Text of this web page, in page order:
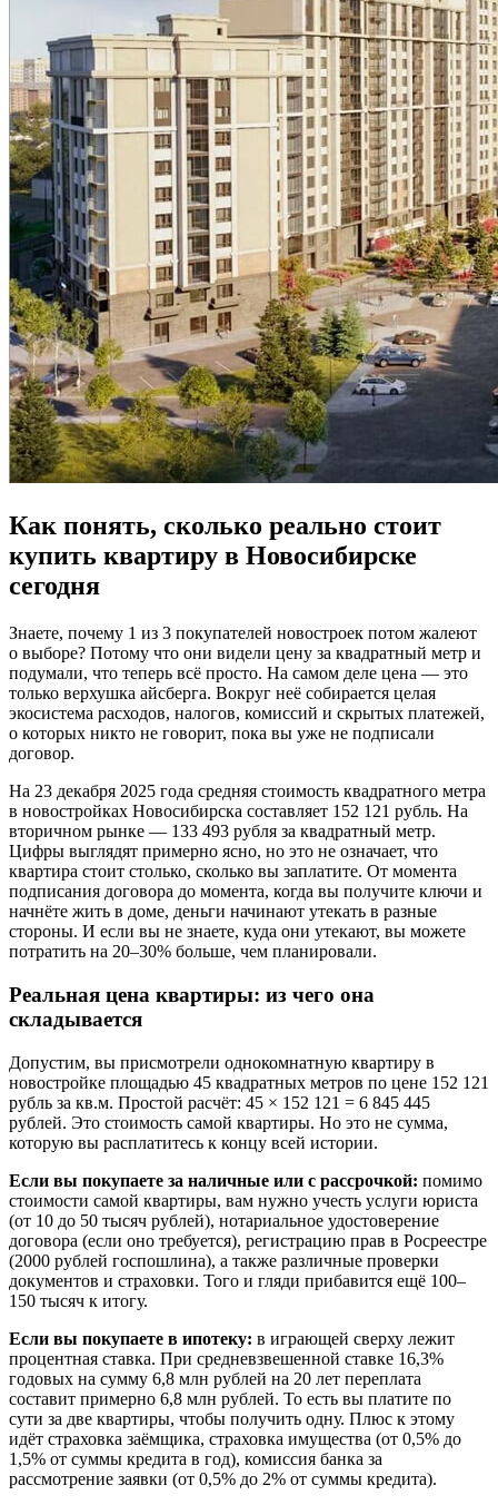
Как понять, сколько реально стоит
купить квартиру в Новосибирске
сегодня
Знаете, почему 1 из 3 покупателей новостроек потом жалеют
о выборе? Потому что они видели цену за квадратный метр и
подумали, что теперь всё просто. На самом деле цена — это
только верхушка айсберга. Вокруг неё собирается целая
экосистема расходов, налогов, комиссий и скрытых платежей,
о которых никто не говорит, пока вы уже не подписали
договор.
На 23 декабря 2025 года средняя стоимость квадратного метра
в новостройках Новосибирска составляет 152 121 рубль. На
вторичном рынке — 133 493 рубля за квадратный метр.
Цифры выглядят примерно ясно, но это не означает, что
квартира стоит столько, сколько вы заплатите. От момента
подписания договора до момента, когда вы получите ключи и
начнёте жить в доме, деньги начинают утекать в разные
стороны. И если вы не знаете, куда они утекают, вы можете
потратить на 20–30% больше, чем планировали.
Реальная цена квартиры: из чего она
складывается
Допустим, вы присмотрели однокомнатную квартиру в
новостройке площадью 45 квадратных метров по цене 152 121
рубль за кв.м. Простой расчёт: 45 × 152 121 = 6 845 445
рублей. Это стоимость самой квартиры. Но это не сумма,
которую вы расплатитесь к концу всей истории.
Если вы покупаете за наличные или с рассрочкой: помимо
стоимости самой квартиры, вам нужно учесть услуги юриста
(от 10 до 50 тысяч рублей), нотариальное удостоверение
договора (если оно требуется), регистрацию прав в Росреестре
(2000 рублей госпошлина), а также различные проверки
документов и страховки. Того и гляди прибавится ещё 100–
150 тысяч к итогу.
Если вы покупаете в ипотеку: в играющей сверху лежит
процентная ставка. При средневзвешенной ставке 16,3%
годовых на сумму 6,8 млн рублей на 20 лет переплата
составит примерно 6,8 млн рублей. То есть вы платите по
сути за две квартиры, чтобы получить одну. Плюс к этому
идёт страховка заёмщика, страховка имущества (от 0,5% до
1,5% от суммы кредита в год), комиссия банка за
рассмотрение заявки (от 0,5% до 2% от суммы кредита).